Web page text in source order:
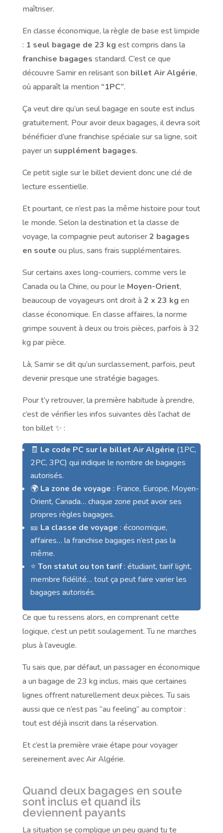
maîtriser.
En classe économique, la règle de base est limpide
: 1 seul bagage de 23 kg est compris dans la
franchise bagages standard. C’est ce que
découvre Samir en relisant son billet Air Algérie,
où apparaît la mention “1PC”.
Ça veut dire qu’un seul bagage en soute est inclus
gratuitement. Pour avoir deux bagages, il devra soit
bénéficier d’une franchise spéciale sur sa ligne, soit
payer un supplément bagages.
Ce petit sigle sur le billet devient donc une clé de
lecture essentielle.
Et pourtant, ce n’est pas la même histoire pour tout
le monde. Selon la destination et la classe de
voyage, la compagnie peut autoriser2 bagages
en soute ou plus, sans frais supplémentaires.
Sur certains axes long-courriers, comme vers le
Canada ou la Chine, ou pour le Moyen-Orient,
beaucoup de voyageurs ont droit à 2 x 23 kg en
classe économique. En classe affaires, la norme
grimpe souvent à deux ou trois pièces, parfois à 32
kg par pièce.
Là, Samir se dit qu’un surclassement, parfois, peut
devenir presque une stratégie bagages.
Pour t’y retrouver, la première habitude à prendre,
c’est de vérifier les infos suivantes dès l’achat de
ton billet ✨ :
🧾 Le code PC sur le billet Air Algérie (1PC,
2PC, 3PC) qui indique le nombre de bagages
autorisés.
🌍 La zone de voyage : France, Europe, Moyen-
Orient, Canada… chaque zone peut avoir ses
propres règles bagages.
🎫 La classe de voyage : économique,
affaires… la franchise bagages n’est pas la
même.
⭐ Ton statut ou ton tarif: étudiant, tarif light,
membre fidélité… tout ça peut faire varier les
bagages autorisés.
Ce que tu ressens alors, en comprenant cette
logique, c’est un petit soulagement. Tu ne marches
plus à l’aveugle.
Tu sais que, par défaut, un passager en économique
a un bagage de 23 kg inclus, mais que certaines
lignes offrent naturellement deux pièces. Tu sais
aussi que ce n’est pas “au feeling” au comptoir :
tout est déjà inscrit dans la réservation.
Et c’est la première vraie étape pour voyager
sereinement avec Air Algérie.
Quand deux bagages en soute
sont inclus et quand ils
deviennent payants
La situation se complique un peu quand tu te